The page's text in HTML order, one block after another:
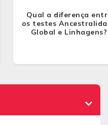
Qual a diferença
os testes
Global e Linhagens?